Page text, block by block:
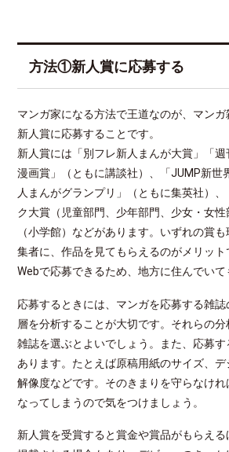
方法①新人賞に応募する
マンガ家になる方法で王道なのが、マン
新人賞に応募することです。
新人賞には「別フレ新人まんが大賞」「週
漫画賞」（ともに講談社）、「JUMP新世
人まんがグランプリ」（ともに集英社）
ク大賞（児童部門、少年部門、少女・女性
（小学館）などがあります。いずれの賞
集者に、作品を見てもらえるのがメリッ
Webで応募できるため、地方に住んでいて
応募するときには、マンガを応募する雑
層を分析することが大切です。それらの
雑誌を選ぶとよいでしょう。また、応募
あります。たとえば原稿用紙のサイズ、
解像度などです。そのきまりを守らなけれ
なってしまうので気をつけましょう。
新人賞を受賞すると賞金や賞品がもらえ